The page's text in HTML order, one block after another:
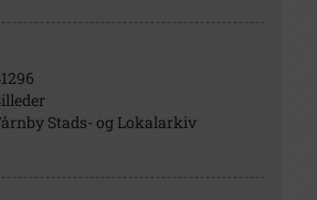
Stads- og Lokalarkiv